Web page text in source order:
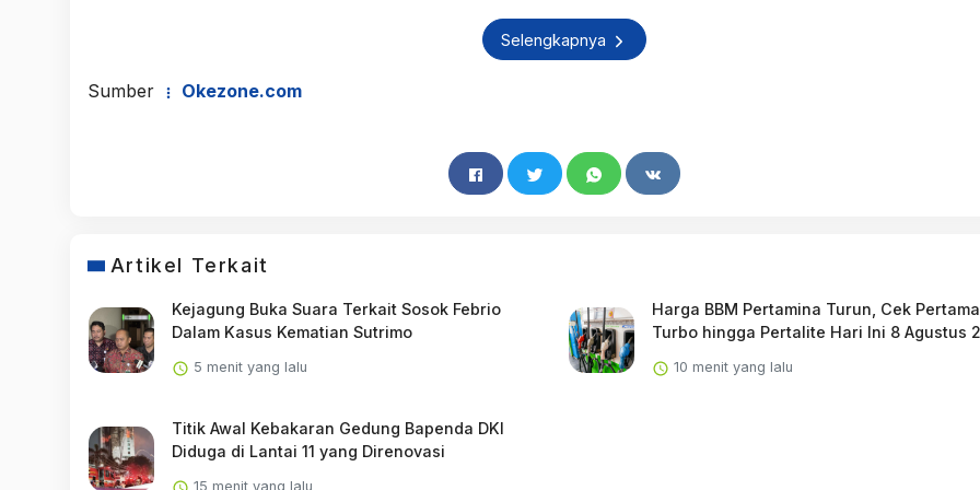
Selengkapnya
Sumber Okezone.com
Artikel Terkait
Kejagung Buka Suara Terkait Sosok Febrio
Dalam Kasus Kematian Sutrimo
5 menit yang lalu
Harga BBM Pertamina Turun, Cek
Turbo hingga Pertalite Hari Ini 8 Agustus
10 menit yang lalu
Titik Awal Kebakaran Gedung Bapenda DKI
Diduga di Lantai 11 yang Direnovasi
15 menit yang lalu